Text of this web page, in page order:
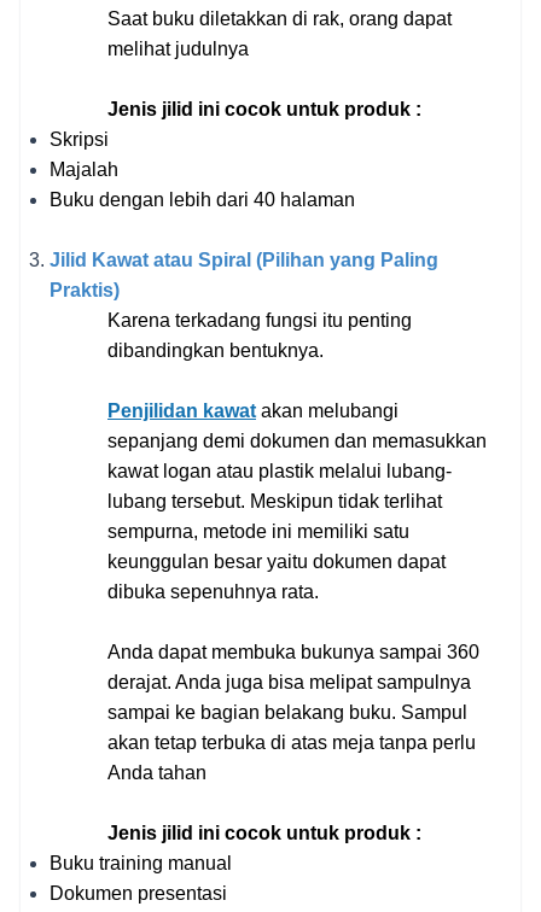
Saat buku diletakkan di rak, orang dapat
melihat judulnya
Jenis jilid ini cocok untuk produk :
Skripsi
Majalah
Buku dengan lebih dari 40 halaman
Jilid Kawat atau Spiral (Pilihan yang Paling
Praktis)
Karena terkadang fungsi itu penting
dibandingkan bentuknya.
Penjilidan kawat akan melubangi
sepanjang demi dokumen dan memasukkan
kawat logan atau plastik melalui lubang-
lubang tersebut. Meskipun tidak terlihat
sempurna, metode ini memiliki satu
keunggulan besar yaitu dokumen dapat
dibuka sepenuhnya rata.
Anda dapat membuka bukunya sampai 360
derajat. Anda juga bisa melipat sampulnya
sampai ke bagian belakang buku. Sampul
akan tetap terbuka di atas meja tanpa perlu
Anda tahan
Jenis jilid ini cocok untuk produk :
Buku training manual
Dokumen presentasi